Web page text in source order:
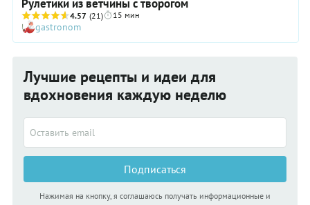
Рулетики из ветчины с творогом
4.57 (21) 15 мин
gastronom
Лучшие рецепты и идеи для
вдохновения каждую неделю
Подписаться
Нажимая на кнопку, я соглашаюсь получать информационные и